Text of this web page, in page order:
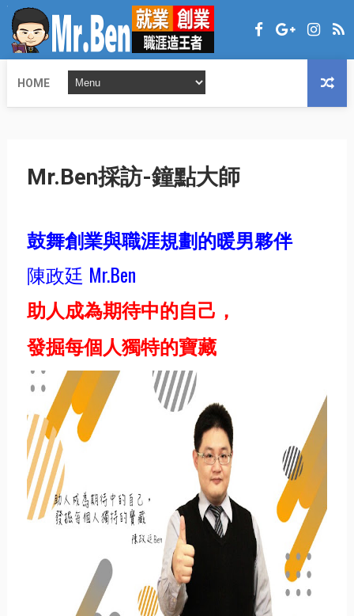
HOME
Mr.Ben採訪-鐘點大師
鼓舞創業與職涯規劃的暖男夥伴
陳政廷 Mr.Ben
助人成為期待中的自己，
發掘每個人獨特的寶藏